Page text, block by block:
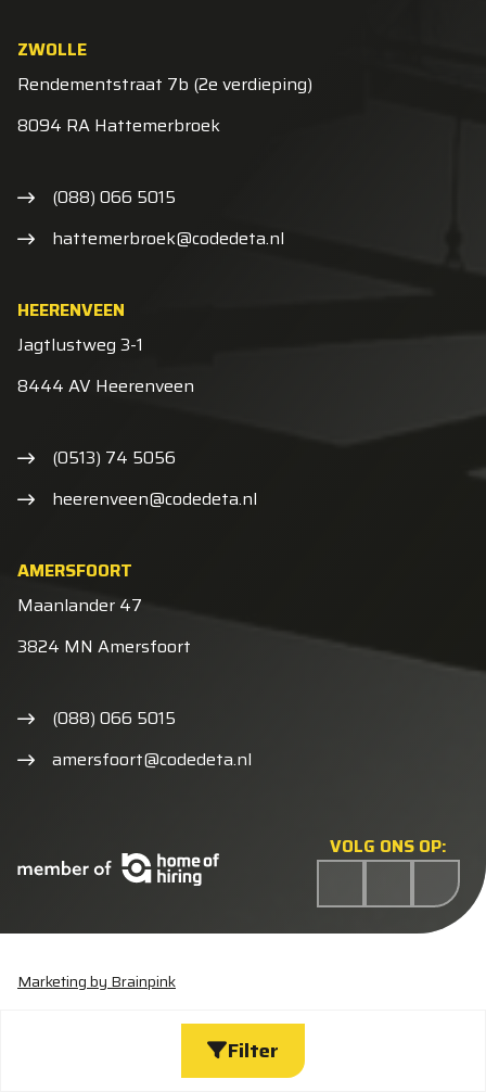
Filter
VOLG ONS OP:
ZWOLLE
Rendementstraat 7b (2e verdieping)
8094 RA Hattemerbroek
(088) 066 5015
hattemerbroek@codedeta.nl
HEERENVEEN
Jagtlustweg 3-1
8444 AV Heerenveen
(0513) 74 5056
heerenveen@codedeta.nl
AMERSFOORT
Maanlander 47
3824 MN Amersfoort
(088) 066 5015
amersfoort@codedeta.nl
Algemene voorwaarden
Privacyverklaring
Marketing by Brainpink